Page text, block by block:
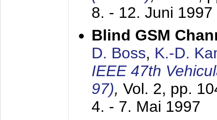
8. - 12. Juni 1997
Blind GSM
D. Boss, K.-D.
IEEE 47th
97), Vol. 2, pp.
4. - 7. Mai 1997